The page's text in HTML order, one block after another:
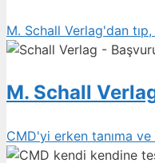
M. Schall Verlag'dan
M. Schall
CMD'yi erken tanıma